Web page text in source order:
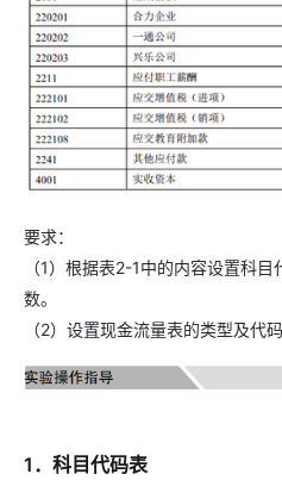
要求：
（1）根据表2-1中的内容设置科
数。
（2）设置现金流量表的类型及代码
1．科目代码表